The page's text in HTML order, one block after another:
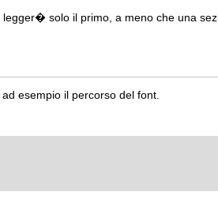
legger� solo il primo, a meno che una
esempio il percorso del font.